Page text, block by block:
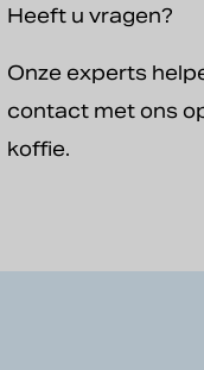
Heeft u vragen?
Onze experts
contact met ons
koffie.